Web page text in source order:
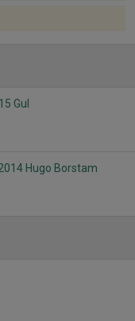
Gul
Hugo Borstam